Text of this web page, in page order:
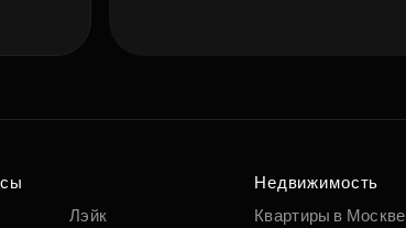
Лэйк
Недвижимость
Квартиры в Москве